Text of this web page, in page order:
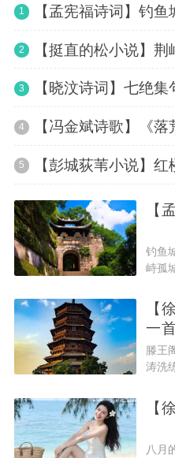
1 【孟宪福诗词】钓鱼
2 【挺直的松小说】
3 【晓汶诗词】七绝
4 【冯金斌诗歌】《落
5 【彭城荻苇小说】
【
钓鱼
峙孤
【
一首
滕王
涛洗
【
八月